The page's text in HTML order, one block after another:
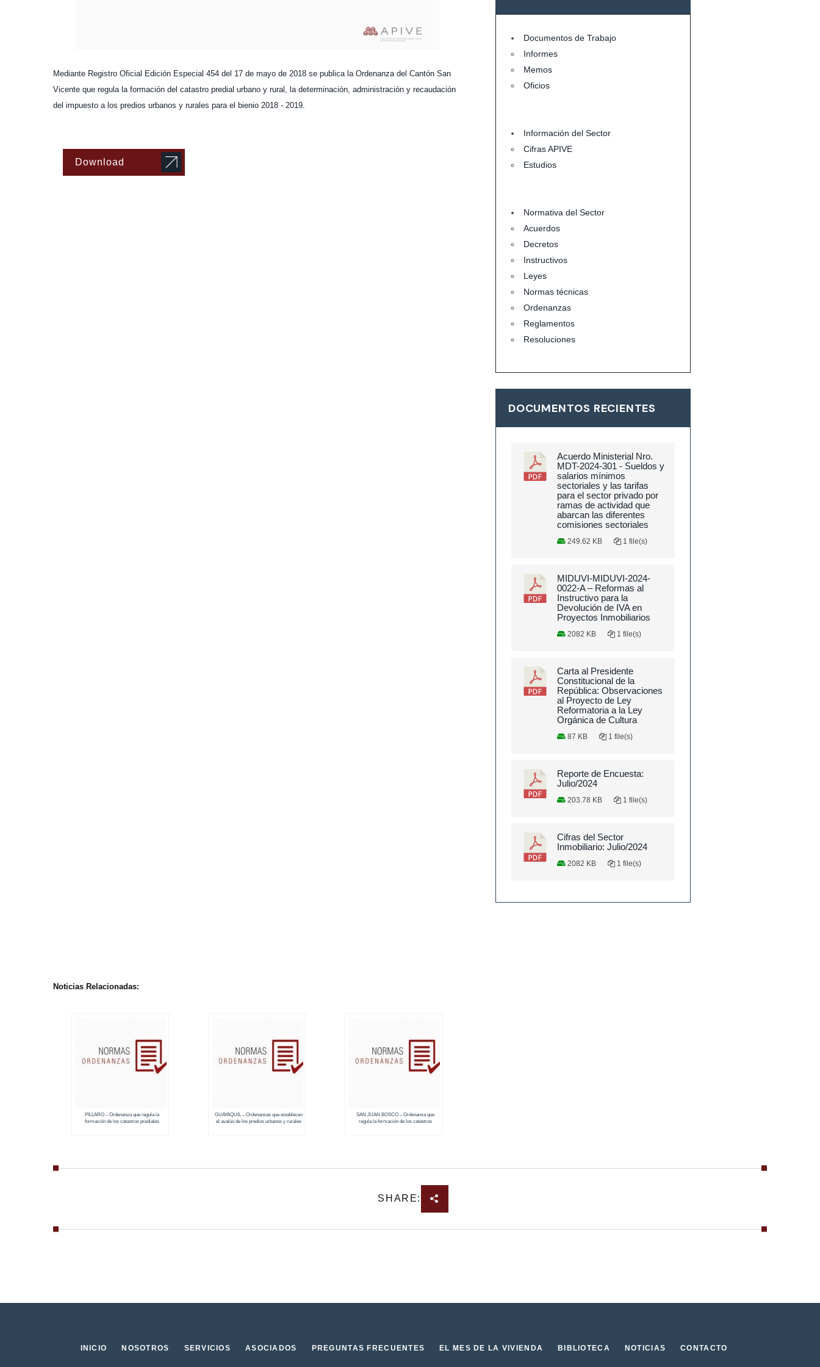
Mediante Registro Oficial Edición Especial 454 del 17 de mayo de 2018 se publica la Ordenanza del Cantón San
Vicente que regula la formación del catastro predial urbano y rural, la determinación, administración y recaudación
del impuesto a los predios urbanos y rurales para el bienio 2018 - 2019.
Download
Documentos de Trabajo
Informes
Memos
Oficios
Información del Sector
Cifras APIVE
Estudios
Normativa del Sector
Acuerdos
Decretos
Instructivos
Leyes
Normas técnicas
Ordenanzas
Reglamentos
Resoluciones
DOCUMENTOS RECIENTES
Acuerdo Ministerial Nro.
MDT-2024-301 - Sueldos y
salarios mínimos
sectoriales y las tarifas
para el sector privado por
ramas de actividad que
abarcan las diferentes
comisiones sectoriales
249.62 KB 1 file(s)
MIDUVI-MIDUVI-2024-
0022-A – Reformas al
Instructivo para la
Devolución de IVA en
Proyectos Inmobiliarios
2082 KB 1 file(s)
Carta al Presidente
Constitucional de la
República: Observaciones
al Proyecto de Ley
Reformatoria a la Ley
Orgánica de Cultura
87 KB 1 file(s)
Reporte de Encuesta:
Julio/2024
203.78 KB 1 file(s)
Cifras del Sector
Inmobiliario: Julio/2024
2082 KB 1 file(s)
Noticias Relacionadas:
PILLARO – Ordenanza que regula la
formación de los catastros prediales
GUAYAQUIL – Ordenanzas que establecen
el avalúo de los predios urbanos y rurales
SAN JUAN BOSCO – Ordenanza que
regula la formación de los catastros
SHARE:
INICIO NOSOTROS SERVICIOS ASOCIADOS PREGUNTAS FRECUENTES EL MES DE LA VIVIENDA BIBLIOTECA NOTICIAS CONTACTO